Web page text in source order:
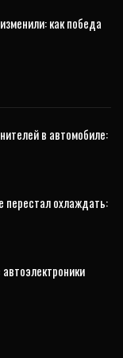
как победа
в автомобиле:
перестал охлаждать: